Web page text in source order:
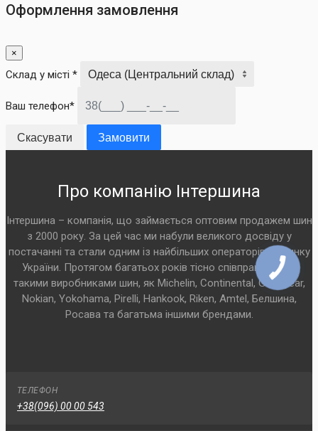
Оформлення замовлення
×
Склад у місті *
Ваш телефон*
Скасувати Замовити
Про компанію Інтершина
Інтершина – компанія, що займається оптовим продажем шин
з 2000 року. За цей час ми набули великого досвіду у
постачанні та стали одним із найбільших операторів на ринку
України. Протягом багатьох років тісно співпрацюємо з
такими виробниками шин, як Michelin, Continental, Goodyear,
Nokian, Yokohama, Pirelli, Hankook, Riken, Amtel, Белшина,
Росава та багатьма іншими брендами.
ТЕЛЕФОН
+38(096) 00 00 543